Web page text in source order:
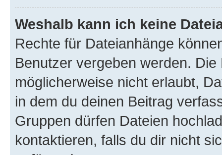
Weshalb kann ich keine
Rechte für Dateianhänge
Benutzer vergeben werden.
möglicherweise nicht erlaubt,
in dem du deinen Beitrag
Gruppen dürfen Dateien
kontaktieren, falls du dir nicht